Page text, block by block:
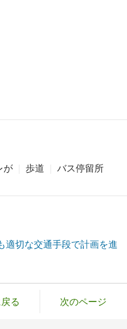
が 歩道 バス停留所
適切な交通手段で計画を進
る 次のページ